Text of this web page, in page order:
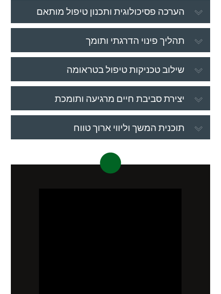
הערכה פסיכולוגית ותכנון טיפול מותאם
תהליך פינוי הדרגתי ותומך
שילוב טכניקות טיפול בטראומה
יצירת סביבת חיים מרגיעה ותומכת
תוכנית המשך וליווי ארוך טווח